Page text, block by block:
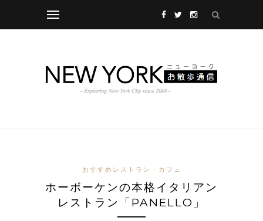
おすすめレストラン・カフェ
ホーボーケンの本格イタリアン
レストラン「PANELLO」